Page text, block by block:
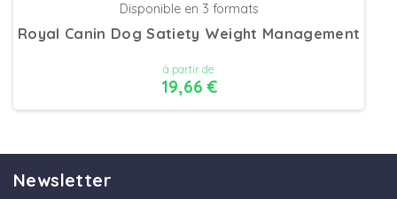
Disponible en 3 formats
Royal Canin Dog Satiety Weight Management
à partir de
19,66 €
Newsletter